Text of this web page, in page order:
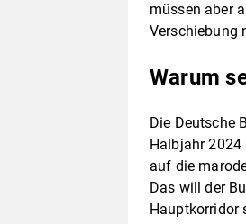
müssen aber
Verschiebung
Warum
Die Deutsche
Halbjahr
auf die
Das will der
Hauptkorridor